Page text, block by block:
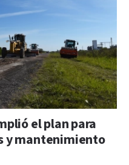
el plan para
y mantenimiento